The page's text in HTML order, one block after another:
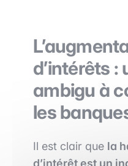
d’intérêts :
ambigu à
les
​Il est clair que la
d’intérêtest un